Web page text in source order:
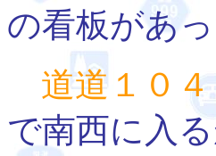
の看板があっ
道道１０
で南西に入